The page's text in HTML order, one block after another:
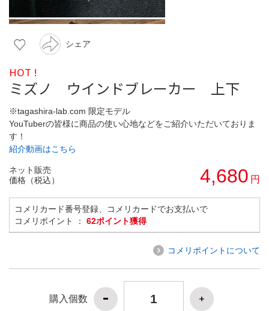
シェア
HOT !
ミズノ ウインドブレーカー 上下
※tagashira-lab.com 限定モデル
YouTuberの皆様に商品の使い心地などをご紹介いただいておりま
す！
紹介動画はこちら
ネット販売
価格（税込）
4,680 円
コメリカード番号登録、コメリカードでお支払いで
コメリポイント ： 62ポイント獲得
コメリポイントについて
購入個数